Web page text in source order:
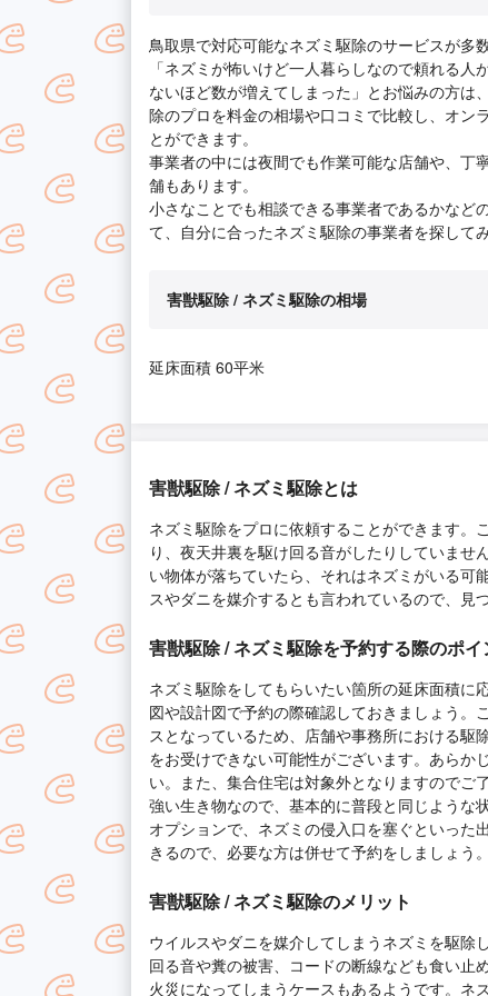
鳥取県で対応可能なネズミ駆除のサービスが多
「ネズミが怖いけど一人暮らしなので頼れる
ないほど数が増えてしまった」とお悩みの方は
除のプロを料金の相場や口コミで比較し、オン
とができます。
事業者の中には夜間でも作業可能な店舗や、丁
舗もあります。
小さなことでも相談できる事業者であるかなど
て、自分に合ったネズミ駆除の事業者を探して
害獣駆除 / ネズミ駆除の相場
延床面積 60平米
害獣駆除 / ネズミ駆除とは
ネズミ駆除をプロに依頼することができます。
り、夜天井裏を駆け回る音がしたりしていませ
い物体が落ちていたら、それはネズミがいる可
スやダニを媒介するとも言われているので、見
害獣駆除 / ネズミ駆除を予約する際のポイ
ネズミ駆除をしてもらいたい箇所の延床面積に
図や設計図で予約の際確認しておきましょう。
スとなっているため、店舗や事務所における駆
をお受けできない可能性がございます。あらか
い。また、集合住宅は対象外となりますのでご
強い生き物なので、基本的に普段と同じような
オプションで、ネズミの侵入口を塞ぐといった
きるので、必要な方は併せて予約をしましょう。
害獣駆除 / ネズミ駆除のメリット
ウイルスやダニを媒介してしまうネズミを駆除
回る音や糞の被害、コードの断線なども食い止
火災になってしまうケースもあるようです。ネ